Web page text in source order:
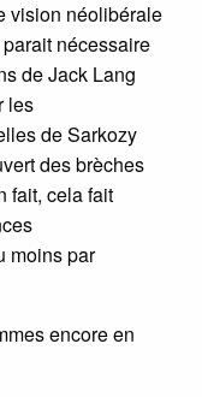
vision néolibérale
nécessaire
de Jack Lang
les
de Sarkozy
des brèches
fait, cela fait
moins par
encore en